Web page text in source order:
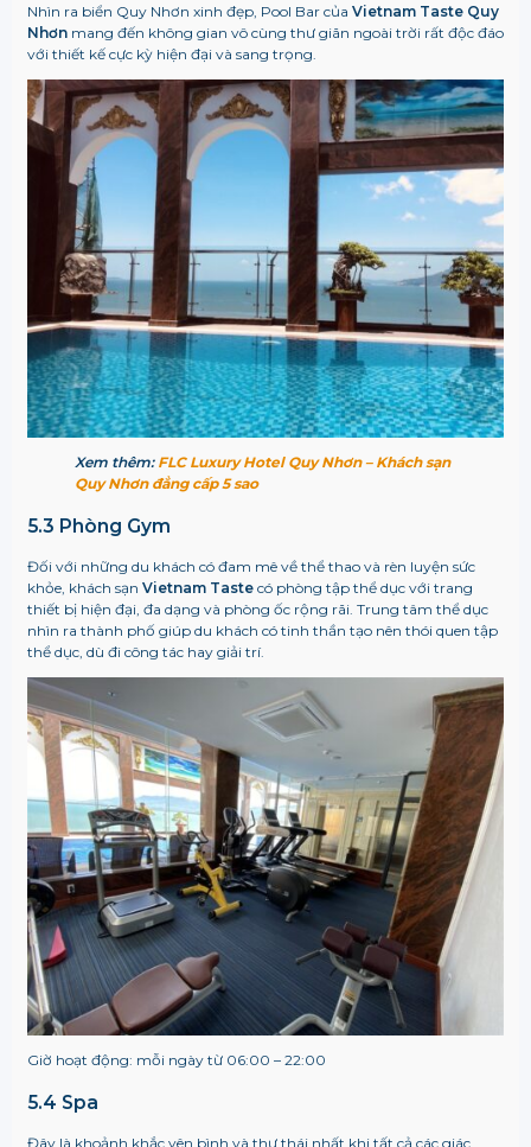
Nhìn ra biển Quy Nhơn xinh đẹp, Pool Bar của Vietnam Taste Quy
Nhơnmang đến không gian vô cùng thư giãn ngoài trời rất độc đáo
với thiết kế cực kỳ hiện đại và sang trọng.
Xem thêm: FLC Luxury Hotel Quy Nhơn – Khách sạn
Quy Nhơn đẳng cấp 5 sao
5.3 Phòng Gym
Đối với những du khách có đam mê về thể thao và rèn luyện sức
khỏe, khách sạn Vietnam Taste có phòng tập thể dục với trang
thiết bị hiện đại, đa dạng và phòng ốc rộng rãi. Trung tâm thể dục
nhìn ra thành phố giúp du khách có tinh thần tạo nên thói quen tập
thể dục, dù đi công tác hay giải trí.
Giờ hoạt động: mỗi ngày từ 06:00 – 22:00
5.4 Spa
Đây là khoảnh khắc yên bình và thư thái nhất khi tất cả các giác